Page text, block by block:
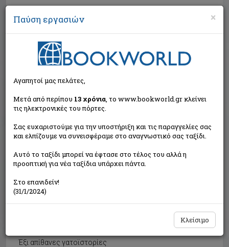
Αναζήτηση
Έξι απίθανες γατοϊστορίες
Εκτός κυκλοφορίας
×
Παύση εργασιών
Αγαπητοί μας πελάτες,
Μετά από περίπου 13 χρόνια, το www.bookworld.gr κλείνει
τις ηλεκτρονικές του πόρτες.
Σας ευχαριστούμε για την υποστήριξη και τις παραγγελίες σας
και ελπίζουμε να συνεισφέραμε στο αναγνωστικό σας ταξίδι.
Αυτό το ταξίδι μπορεί να έφτασε στο τέλος του αλλά η
προοπτική για νέα ταξίδια υπάρχει πάντα.
Στο επανιδείν!
(31/1/2024)
Κλείσιμο